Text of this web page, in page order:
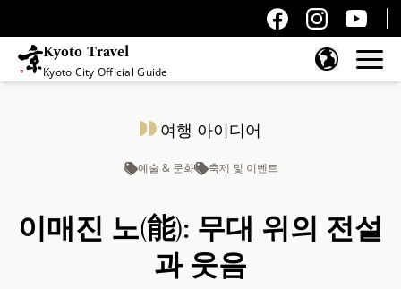
Kyoto Travel
Kyoto City Official Guide
여행 아이디어
예술 & 문화 축제 및 이벤트
이매진 노(能): 무대 위의 전설
과 웃음